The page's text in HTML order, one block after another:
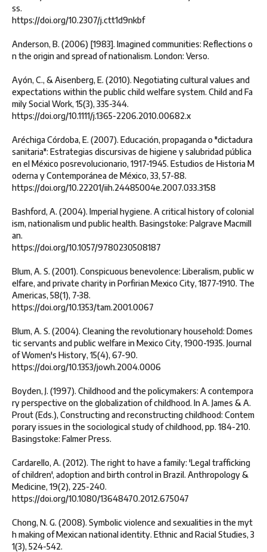
ss.
https://doi.org/10.2307/j.ctt1d9nkbf
Anderson, B. (2006) [1983]. Imagined communities: Reflections o
n the origin and spread of nationalism. London: Verso.
Ayón, C., & Aisenberg, E. (2010). Negotiating cultural values and
expectations within the public child welfare system. Child and Fa
mily Social Work, 15(3), 335-344.
https://doi.org/10.1111/j.1365-2206.2010.00682.x
Aréchiga Córdoba, E. (2007). Educación, propaganda o "dictadura
sanitaria": Estrategias discursivas de higiene y salubridad pública
en el México posrevolucionario, 1917-1945. Estudios de Historia M
oderna y Contemporánea de México, 33, 57-88.
https://doi.org/10.22201/iih.24485004e.2007.033.3158
Bashford, A. (2004). Imperial hygiene. A critical history of colonial
ism, nationalism und public health. Basingstoke: Palgrave Macmill
an.
https://doi.org/10.1057/9780230508187
Blum, A. S. (2001). Conspicuous benevolence: Liberalism, public w
elfare, and private charity in Porfirian Mexico City, 1877-1910. The
Americas, 58(1), 7-38.
https://doi.org/10.1353/tam.2001.0067
Blum, A. S. (2004). Cleaning the revolutionary household: Domes
tic servants and public welfare in Mexico City, 1900-1935. Journal
of Women's History, 15(4), 67-90.
https://doi.org/10.1353/jowh.2004.0006
Boyden, J. (1997). Childhood and the policymakers: A contempora
ry perspective on the globalization of childhood. In A. James & A.
Prout (Eds.), Constructing and reconstructing childhood: Contem
porary issues in the sociological study of childhood, pp. 184-210.
Basingstoke: Falmer Press.
Cardarello, A. (2012). The right to have a family: 'Legal trafficking
of children', adoption and birth control in Brazil. Anthropology &
Medicine, 19(2), 225-240.
https://doi.org/10.1080/13648470.2012.675047
Chong, N. G. (2008). Symbolic violence and sexualities in the myt
h making of Mexican national identity. Ethnic and Racial Studies, 3
1(3), 524-542.